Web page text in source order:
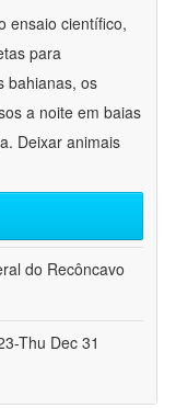
ensaio científico,
para
bahianas, os
a noite em baias
Deixar animais
do Recôncavo
Thu Dec 31